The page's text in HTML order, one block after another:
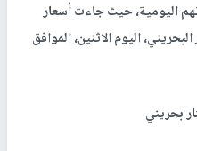
اليومية، حيث جاءت أسعار
اليوم الاثنين، الموافق